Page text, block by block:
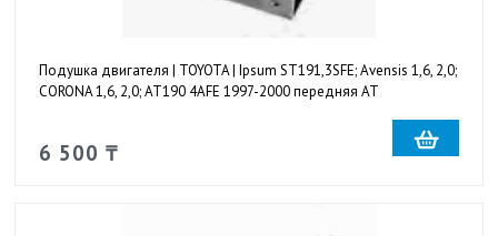
Подушка двигателя | TOYOTA | Ipsum ST191,3SFE; Avensis 1,6, 2,0;
CORONA 1,6, 2,0; AT190 4AFE 1997-2000 передняя AT
6 500 ₸